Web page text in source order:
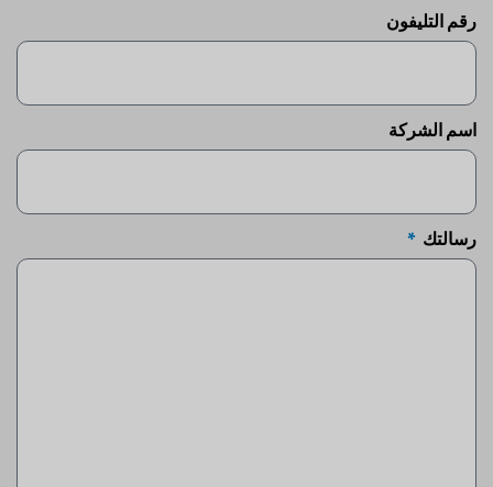
رقم التليفون
اسم الشركة
رسالتك